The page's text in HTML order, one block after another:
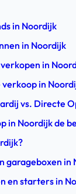
in Noordijk
in Noordijk
in
in
vs. Directe
in Noordijk de
garageboxen in
en starters in